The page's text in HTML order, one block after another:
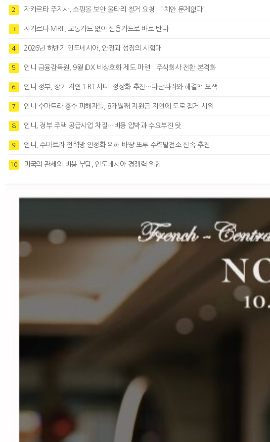
2 자카르타 주지사, 쇼핑몰 보안 울타리 철거 요청…"치안 문제없다"
3 자카르타 MRT, 교통카드 없이 신용카드로 바로 탄다
4 2026년 하반기 인도네시아, 안정과 성장의 시험대
5 인니 금융감독원, 9월 IDX 비상호화 제도 마련…주식회사 전환 본격화
6 인니 정부, 장기 지연 'LRT 시티' 정상화 추진…다난따라와 해결책 모색
7 인니 수마트라 홍수 피해자들, 8개월째 지원금 지연에 도로 점거 시위
8 인니, 정부 주택 공급사업 차질…비용 압박과 수요부진 탓
9 인니, 수마트라 전력망 안정화 위해 바땅 또루 수력발전소 신속 추진
10 미국의 관세와 비용 부담, 인도네시아 경쟁력 위협